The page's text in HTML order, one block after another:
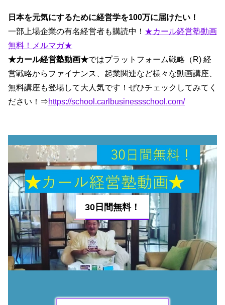
日本を元気にするために経営学を100万に届けたい！
一部上場企業の有名経営者も購読中！ ★カール経営塾動画
無料！メルマガ★
★カール経営塾動画★ではプラットフォーム戦略（R) 経
営戦略からファイナンス、起業関連など様々な動画講座、
無料講座も登場して大人気です！ぜひチェックしてみてく
ださい！⇒https://school.carlbusinessschool.com/
30日間無料！